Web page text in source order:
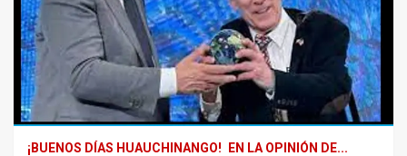
¡BUENOS DÍAS HUAUCHINANGO! EN LA OPINIÓN DE...